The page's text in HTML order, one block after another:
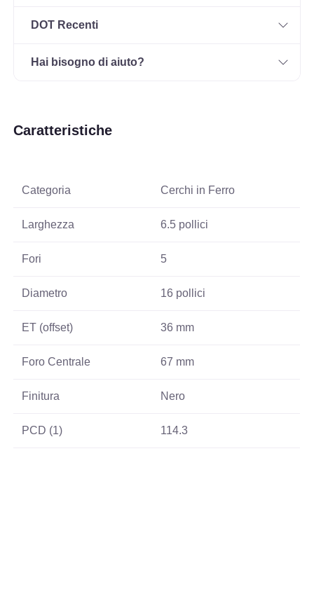
DOT Recenti
Hai bisogno di aiuto?
Caratteristiche
Categoria Cerchi in Ferro
Larghezza 6.5 pollici
Fori 5
Diametro 16 pollici
ET (offset) 36 mm
Foro Centrale 67 mm
Finitura Nero
PCD (1) 114.3